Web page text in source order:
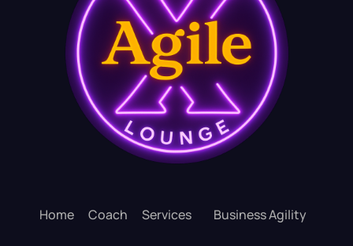
Home Coach Services Business Agility